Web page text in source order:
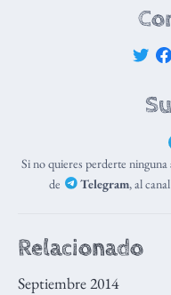
Si no quieres perderte ninguna
de
Telegram, al
Relacionado
Septiembre 2014